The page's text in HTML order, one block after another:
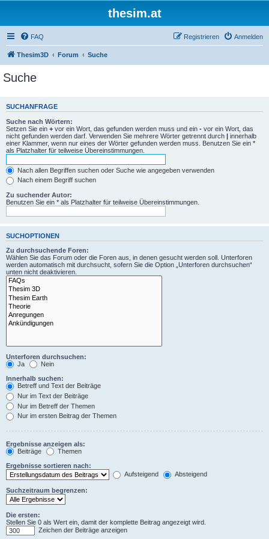
thesim.at
FAQ Anmelden
Registrieren
Thesim3D Forum Suche
Suche
SUCHANFRAGE
Suche nach Wörtern:
Setzen Sie ein + vor ein Wort, das gefunden werden muss und ein - vor ein Wort, das
nicht gefunden werden darf. Verwenden Sie mehrere Wörter getrennt durch | innerhalb
einer Klammer, wenn nur eines der Wörter gefunden werden muss. Benutzen Sie ein *
als Platzhalter für teilweise Übereinstimmungen.
Nach allen Begriffen suchen oder Suche wie angegeben verwenden
Nach einem Begriff suchen
Zu suchender Autor:
Benutzen Sie ein * als Platzhalter für teilweise Übereinstimmungen.
SUCHOPTIONEN
Zu durchsuchende Foren:
Wählen Sie das Forum oder die Foren aus, in denen gesucht werden soll. Unterforen
werden automatisch mit durchsucht, sofern Sie die Option „Unterforen durchsuchen“
unten nicht deaktivieren.
Unterforen durchsuchen:
Ja
Nein
Innerhalb suchen:
Betreff und Text der Beiträge
Nur im Text der Beiträge
Nur im Betreff der Themen
Nur im ersten Beitrag der Themen
Ergebnisse anzeigen als:
Beiträge
Themen
Ergebnisse sortieren nach:
Aufsteigend
Absteigend
Suchzeitraum begrenzen:
Die ersten:
Stellen Sie 0 als Wert ein, damit der komplette Beitrag angezeigt wird.
Zeichen der Beiträge anzeigen